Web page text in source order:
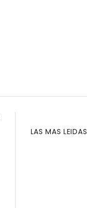
LAS MAS LEIDAS